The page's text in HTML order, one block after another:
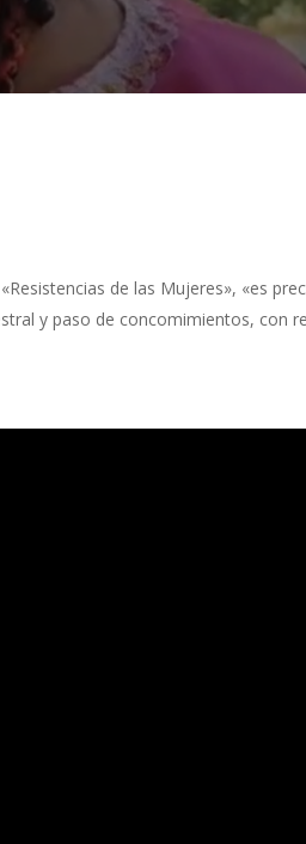
de las Mujeres», «es
y paso de concomimientos, con